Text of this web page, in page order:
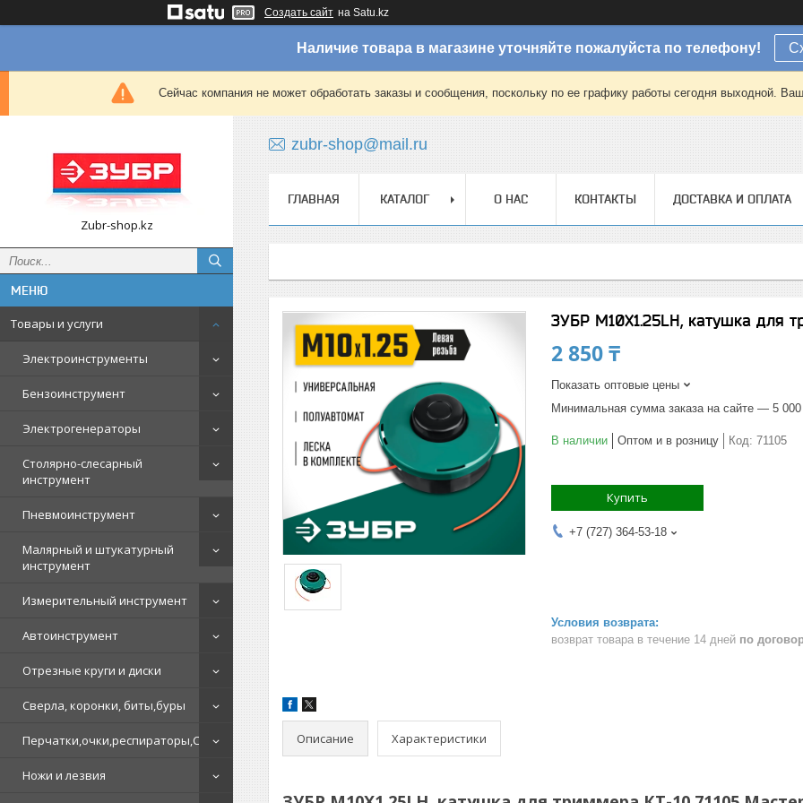
Создать сайт на Satu.kz
Наличие товара в магазине уточняйте пожалуйста по телефону!
Сейчас компания не может обработать заказы и сообщения, поскольку по ее графику работы сегодня выходной.
Zubr-shop.kz
Товары и услуги
Электроинструменты
Бензоинструмент
Электрогенераторы
Столярно-слесарный
инструмент
Пневмоинструмент
Малярный и штукатурный
инструмент
Измерительный инструмент
Автоинструмент
Отрезные круги и диски
Сверла, коронки, биты,буры
Перчатки,очки,респираторы,СИЗ
Ножи и лезвия
zubr-shop@mail.ru
ГЛАВНАЯ КАТАЛОГ О НАС КОНТАКТЫ ДОСТАВКА И ОПЛАТА
ЗУБР М10Х1.25LH, катушка для
2 850 ₸
Показать оптовые цены
Минимальная сумма заказа на сайте — 5
В наличии Оптом и в розницу Код: 71105
Купить
+7 (727) 364-53-18
возврат товара в течение 14 дней по
Описание Характеристики